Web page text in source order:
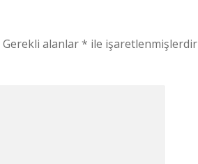
Gerekli alanlar* ile işaretlenmişlerdir